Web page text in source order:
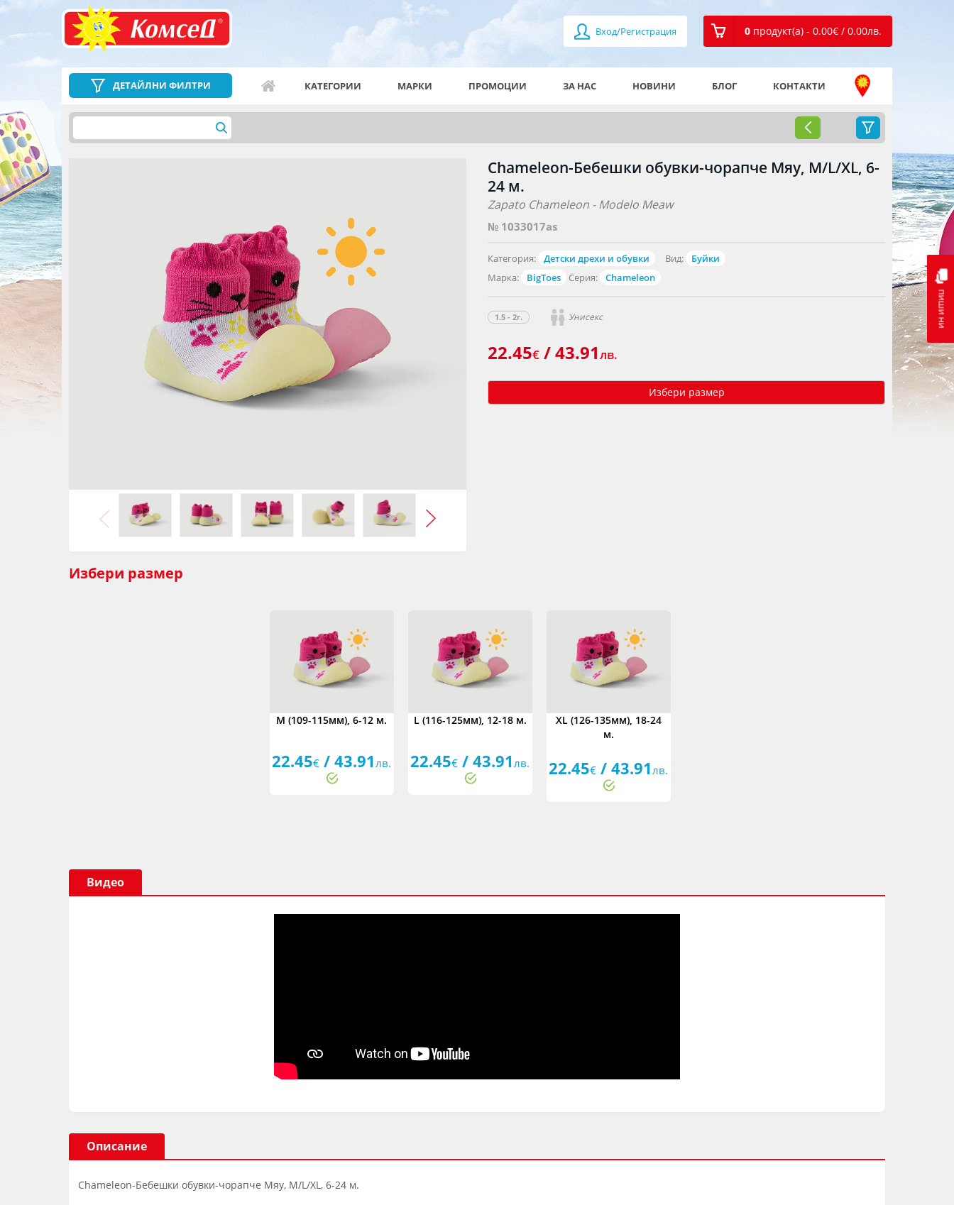
Вход/Регистрация 0 продукт(а) - 0.00€ / 0.00лв.
пиши ни
ДЕТАЙЛНИ ФИЛТРИ КАТЕГОРИИ МАРКИ ПРОМОЦИИ ЗА НАС НОВИНИ БЛОГ КОНТАКТИ
Chameleon-Бебешки обувки-чорапче Мяу, M/L/XL, 6-
24 м.
Zapato Chameleon - Modelo Meaw
№ 1033017as
Категория: Детски дрехи и обувки Вид:
Буйки
Марка:
BigToes Серия: Chameleon
1.5 - 2г. Унисекс
22.45€ / 43.91лв.
Избери размер
Избери размер
M (109-115мм), 6-12 м.
22.45€ / 43.91 лв.
L (116-125мм), 12-18 м.
22.45€ / 43.91 лв.
XL (126-135мм), 18-24
м.
22.45€ / 43.91 лв.
Видео
Описание
Chameleon-Бебешки обувки-чорапче Мяу, M/L/XL, 6-24 м.